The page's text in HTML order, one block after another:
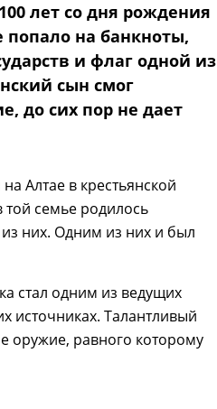
лет со дня рождения
на банкноты,
и флаг одной из
сын смог
до сих пор не дает
Алтае в крестьянской
той семье родилось
них. Одним из них и был
стал одним из ведущих
источниках. Талантливый
оружие, равного которому